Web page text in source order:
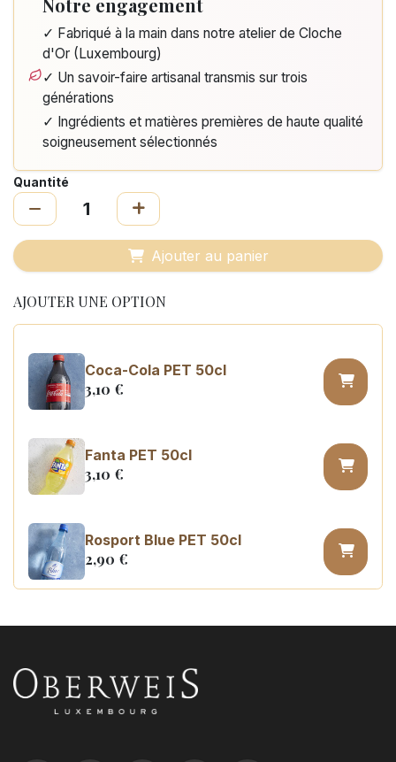
Notre engagement
✓ Fabriqué à la main dans notre atelier de Cloche
d'Or (Luxembourg)
✓ Un savoir-faire artisanal transmis sur trois
générations
✓ Ingrédients et matières premières de haute qualité
soigneusement sélectionnés
Quantité
Ajouter au panier
AJOUTER UNE OPTION
Coca-Cola PET 50cl
3,10 €
Fanta PET 50cl
3,10 €
Rosport Blue PET 50cl
2,90 €